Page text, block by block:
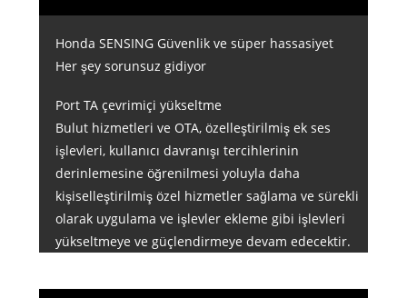
Honda SENSING Güvenlik ve süper hassasiyet
Her şey sorunsuz gidiyor
Port TA çevrimiçi yükseltme
Bulut hizmetleri ve OTA, özelleştirilmiş ek ses
işlevleri, kullanıcı davranışı tercihlerinin
derinlemesine öğrenilmesi yoluyla daha
kişiselleştirilmiş özel hizmetler sağlama ve sürekli
olarak uygulama ve işlevler ekleme gibi işlevleri
yükseltmeye ve güçlendirmeye devam edecektir.